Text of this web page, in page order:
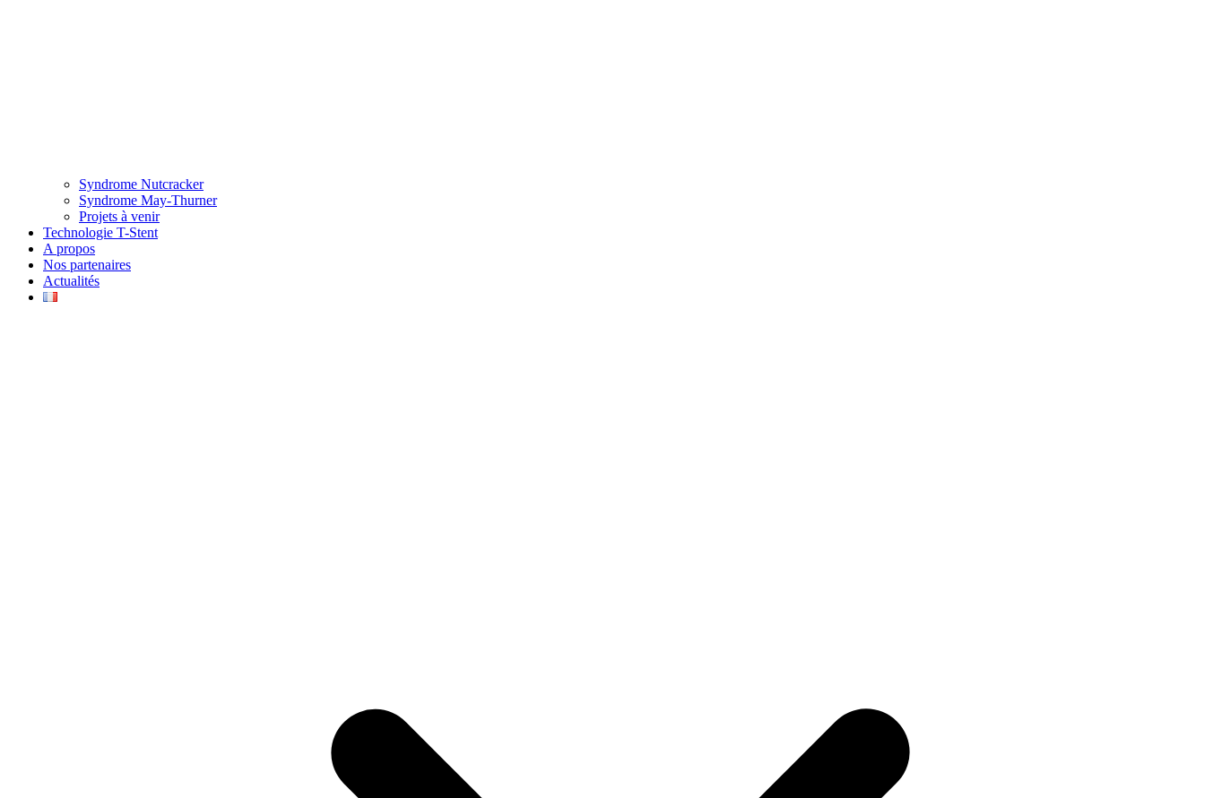
Syndrome Nutcracker
Syndrome May-Thurner
Projets à venir
Technologie T-Stent
A propos
Nos partenaires
Actualités